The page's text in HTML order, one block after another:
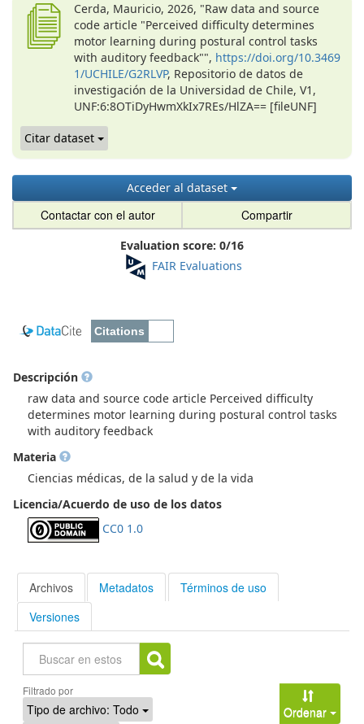
Cerda, Mauricio, 2026, "Raw data and source
code article "Perceived difficulty determines
motor learning during postural control tasks
with auditory feedback"", https://doi.org/10.3469
1/UCHILE/G2RLVP, Repositorio de datos de
investigación de la Universidad de Chile, V1,
UNF:6:8OTiDyHwmXkIx7REs/HlZA== [fileUNF]
Citar dataset
Acceder al dataset
Contactar con el autor Compartir
Evaluation score: 0/16
FAIR Evaluations
Descripción
raw data and source code article Perceived difficulty
determines motor learning during postural control tasks
with auditory feedback
Materia
Ciencias médicas, de la salud y de la vida
Licencia/Acuerdo de uso de los datos
CC0 1.0
Archivos Metadatos
Términos de uso
Versiones
Buscar
Filtrado por
Tipo de archivo: Todo
Ordenar